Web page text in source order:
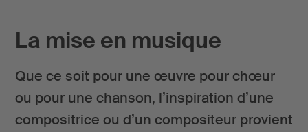
La mise en musique
Que ce soit pour une œuvre pour chœur
ou pour une chanson, l’inspiration d’une
compositrice ou d’un compositeur provient